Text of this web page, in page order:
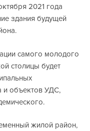
2021 года
здания будущей
самого молодого
столицы будет
и объектов УДС,
жилой район,